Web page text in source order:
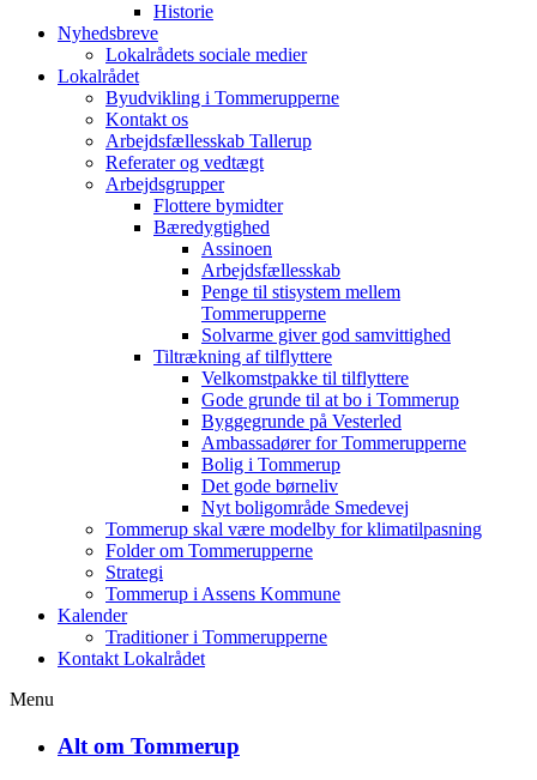
Historie
Nyhedsbreve
Lokalrådets sociale medier
Lokalrådet
Byudvikling i Tommerupperne
Kontakt os
Arbejdsfællesskab Tallerup
Referater og vedtægt
Arbejdsgrupper
Flottere bymidter
Bæredygtighed
Assinoen
Arbejdsfællesskab
Penge til stisystem mellem
Tommerupperne
Solvarme giver god samvittighed
Tiltrækning af tilflyttere
Velkomstpakke til tilflyttere
Gode grunde til at bo i Tommerup
Byggegrunde på Vesterled
Ambassadører for Tommerupperne
Bolig i Tommerup
Det gode børneliv
Nyt boligområde Smedevej
Tommerup skal være modelby for klimatilpasning
Folder om Tommerupperne
Strategi
Tommerup i Assens Kommune
Kalender
Traditioner i Tommerupperne
Kontakt Lokalrådet
Menu
Alt om Tommerup